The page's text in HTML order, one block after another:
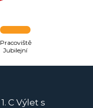
Pracoviště
Jubilejní
1. C Výlet s